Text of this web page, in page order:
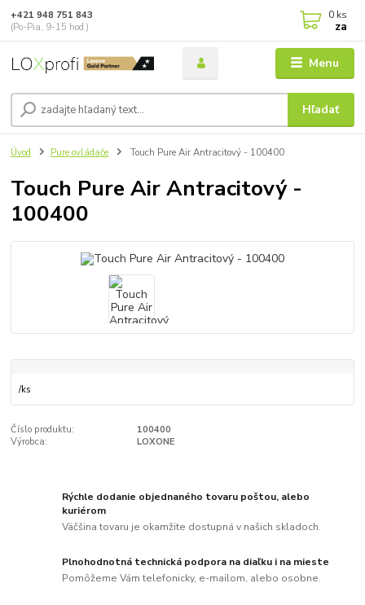
Menu
Hľadať
+421 948 751 843
(Po-Pia, 9-15 hod.)
0 ks
za
Úvod Pure ovládače Touch Pure Air Antracitový - 100400
Touch Pure Air Antracitový -
100400
/ks
Číslo produktu:
100400
Výrobca:
LOXONE
Rýchle dodanie objednaného tovaru poštou, alebo
kuriérom
Väčšina tovaru je okamžite dostupná v našich skladoch.
Plnohodnotná technická podpora na diaľku i na mieste
Pomôžeme Vám telefonicky, e-mailom, alebo osobne.